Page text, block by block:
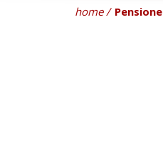
home Pensione